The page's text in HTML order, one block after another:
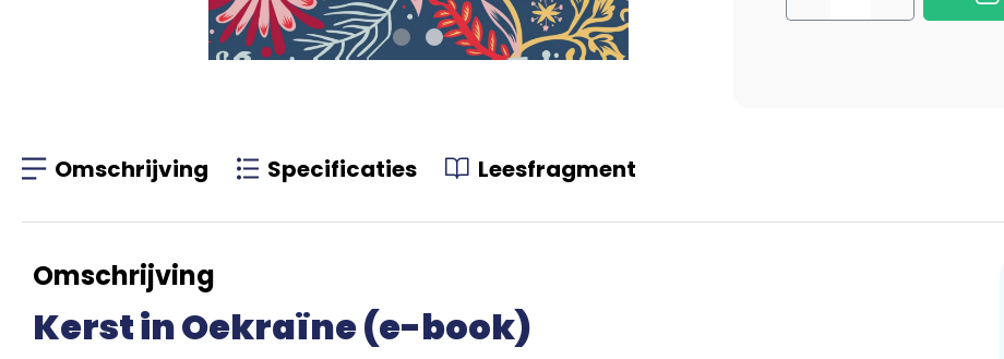
Omschrijving Specificaties Leesfragment
Omschrijving
Kerst in Oekraïne (e-book)